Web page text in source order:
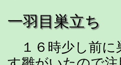
一羽目巣立ち
１６時少し前に